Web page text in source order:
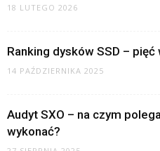
18 LUTEGO 2026
Ranking dysków SSD –
14 PAŹDZIERNIKA 2025
Audyt SXO – na czym
wykonać?